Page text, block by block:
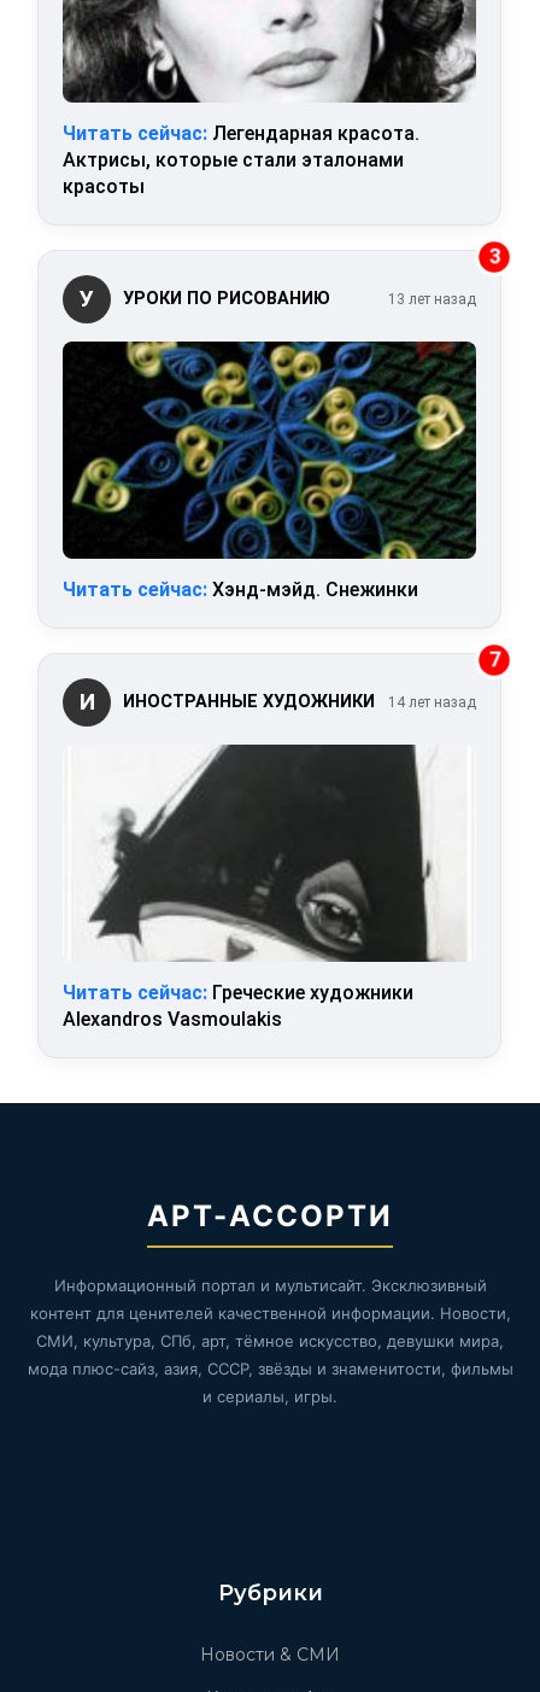
Читать сейчас: Легендарная красота.
Актрисы, которые стали эталонами
красоты
3
У УРОКИ ПО РИСОВАНИЮ 13 лет назад
Читать сейчас: Хэнд-мэйд. Снежинки
7
И ИНОСТРАННЫЕ ХУДОЖНИКИ 14 лет назад
Читать сейчас: Греческие художники
Alexandros Vasmoulakis
АРТ-АССОРТИ
Информационный портал и мультисайт. Эксклюзивный
контент для ценителей качественной информации. Новости,
СМИ, культура, СПб, арт, тёмное искусство, девушки мира,
мода плюс-сайз, азия, СССР, звёзды и знаменитости, фильмы
и сериалы, игры.
Рубрики
Новости & СМИ